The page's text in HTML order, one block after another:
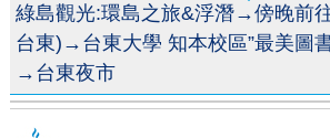
綠島觀光:環島之旅&浮潛→傍晚前
台東)→台東大學 知本校區”最美圖
→台東夜市